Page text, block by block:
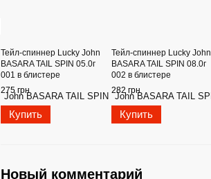
Тейл-спиннер Lucky John
BASARA TAIL SPIN 05.0г
001 в блистере
275 грн
Купить
Тейл-спиннер Lucky John
BASARA TAIL SPIN 08.0г
002 в блистере
282 грн
Купить
Новый комментарий